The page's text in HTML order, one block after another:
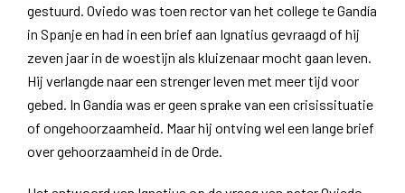
gestuurd. Oviedo was toen rector van het college te Gandía
in Spanje en had in een brief aan Ignatius gevraagd of hij
zeven jaar in de woestijn als kluizenaar mocht gaan leven.
Hij verlangde naar een strenger leven met meer tijd voor
gebed. In Gandía was er geen sprake van een crisissituatie
of ongehoorzaamheid. Maar hij ontving wel een lange brief
over gehoorzaamheid in de Orde.